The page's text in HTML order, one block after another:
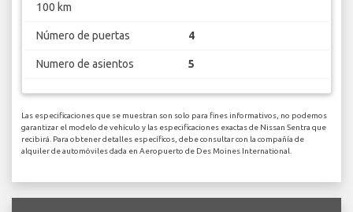
100 km
Número de puertas 4
Numero de asientos 5
Las especificaciones que se muestran son solo para fines informativos, no podemos
garantizar el modelo de vehículo y las especificaciones exactas de Nissan Sentra que
recibirá. Para obtener detalles específicos, debe consultar con la compañía de
alquiler de automóviles dada en Aeropuerto de Des Moines International.